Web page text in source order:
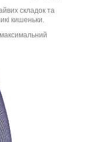
складок та
кишеньки.